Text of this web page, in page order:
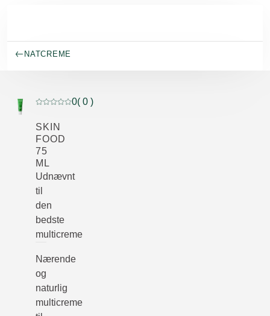
NATCREME
Current rating: 0 out of 5 stars rated by 0 customers
0( 0 )
SKIN
FOOD
75
ML
Udnævnt
til
den
bedste
multicreme
Nærende
og
naturlig
multicreme